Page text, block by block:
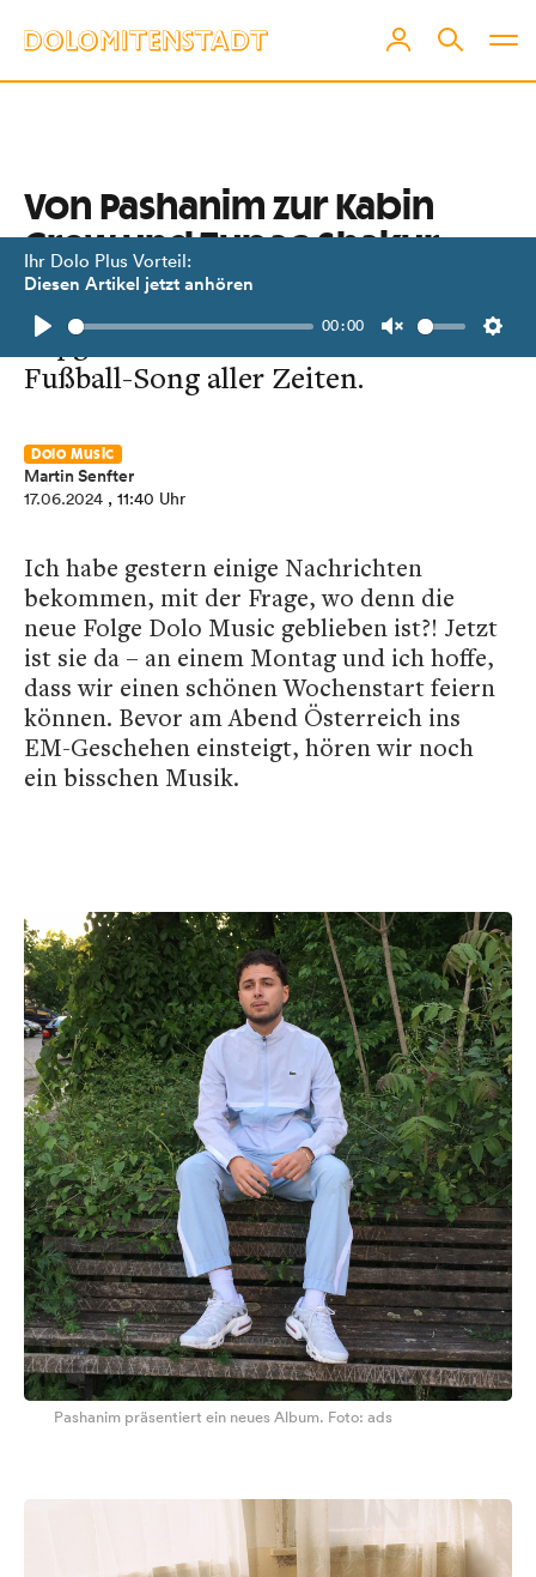
Ihr Dolo Plus Vorteil:
Diesen Artikel jetzt anhören
Play
00:00
Unmute
Von Pashanim zur Kabin
Crew und Tupac Shakur
Dolo Music #13 bringt
Rapgeschichten – und den besten
Fußball-Song aller Zeiten.
Dolo Music
Martin Senfter
17.06.2024 , 11:40 Uhr
Ich habe gestern einige Nachrichten
bekommen, mit der Frage, wo denn die
neue Folge Dolo Music geblieben ist?! Jetzt
ist sie da – an einem Montag und ich hoffe,
dass wir einen schönen Wochenstart feiern
können. Bevor am Abend Österreich ins
EM-Geschehen einsteigt, hören wir noch
ein bisschen Musik.
Pashanim präsentiert ein neues Album. Foto: ads